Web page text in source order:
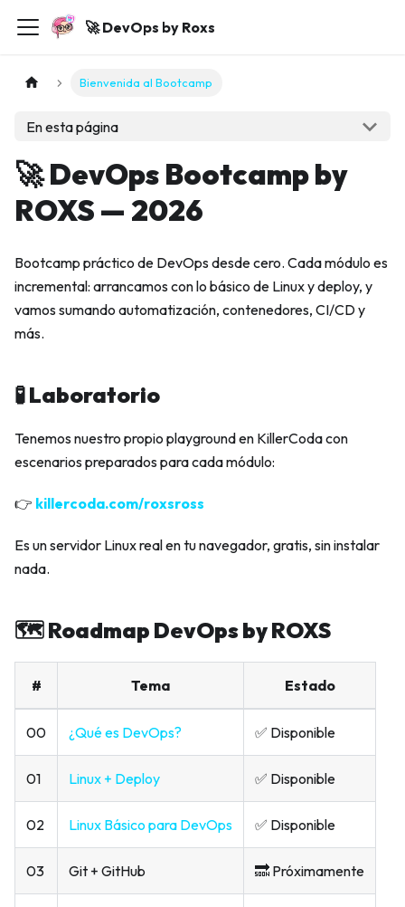
🚀 DevOps by Roxs
Bienvenida al Bootcamp
En esta página
🚀 DevOps Bootcamp by
ROXS — 2026
Bootcamp práctico de DevOps desde cero. Cada módulo es
incremental: arrancamos con lo básico de Linux y deploy, y
vamos sumando automatización, contenedores, CI/CD y
más.
🧪 Laboratorio
Tenemos nuestro propio playground en KillerCoda con
escenarios preparados para cada módulo:
👉 killercoda.com/roxsross
Es un servidor Linux real en tu navegador, gratis, sin instalar
nada.
🗺️ Roadmap DevOps by ROXS
# Tema Estado
00 ¿Qué es DevOps? ✅ Disponible
01 Linux + Deploy ✅ Disponible
02 Linux Básico para DevOps ✅ Disponible
03 Git + GitHub 🔜 Próximamente